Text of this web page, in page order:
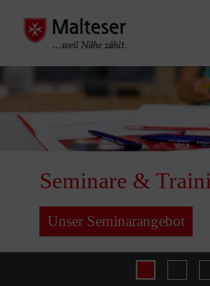
Seminare &
Unser Seminarangebot